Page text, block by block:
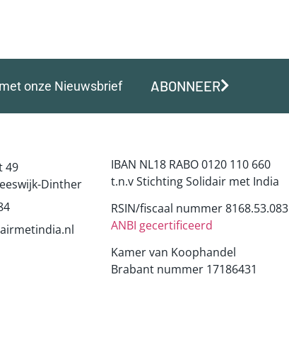
onze Nieuwsbrief ABONNEER
49
Dinther
IBAN NL18 RABO 0120 110 660
t.n.v Stichting Solidair met India
RSIN/fiscaal nummer 8168.53.083
ANBI gecertificeerd
Kamer van Koophandel
Brabant nummer 17186431